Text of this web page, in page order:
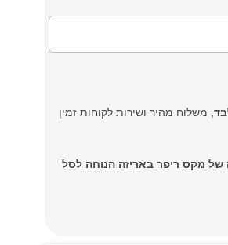
, משלוח מהיר ושירות לקוחות זמין
של מקס ריפר באריזה הנוחה לסל